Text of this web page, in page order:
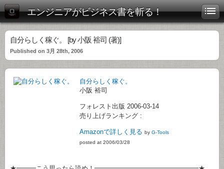
エンジニアがビジネス書を斬る！
自分らしく稼ぐ。 [by 小阪 裕司 (著)]
Published on 3月 28th, 2006
自分らしく稼ぐ。
小阪 裕司
フォレスト出版 2006-03-14
売り上げランキング :
Amazonで詳しく見る by G-Tools
posted at 2006/03/28